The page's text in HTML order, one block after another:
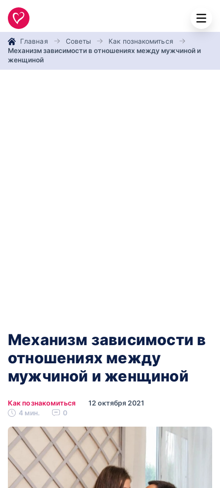
Главная Советы
Как познакомиться
Механизм зависимости в отношениях между мужчиной и
женщиной
Механизм зависимости в
отношениях между
мужчиной и женщиной
Как познакомиться
12 октября 2021
4 мин.
0